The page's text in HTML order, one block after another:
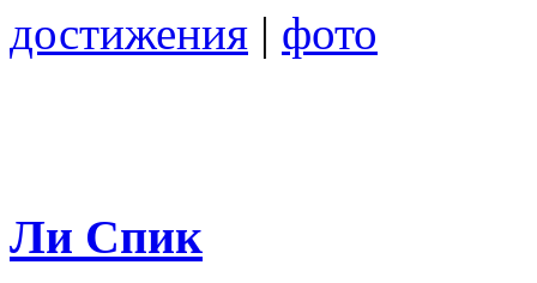
достижения | фото
Ли Спик